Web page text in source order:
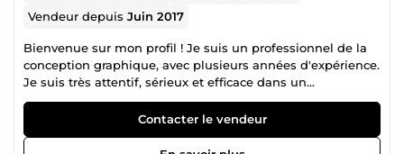
Vendeur depuisJuin 2017
Bienvenue sur mon profil ! Je suis un professionnel de la
conception graphique, avec plusieurs années d'expérience.
Je suis très attentif, sérieux et efficace dans un
environnement multitâche. Mon objectif principal est de
vous fournir un service de qualité exceptionnelle. N'hésitez
pas à me contacter pour en savoir plus. Dans l'attente de
collaborer avec vous et de transformer votre vision en
Contacter le vendeur